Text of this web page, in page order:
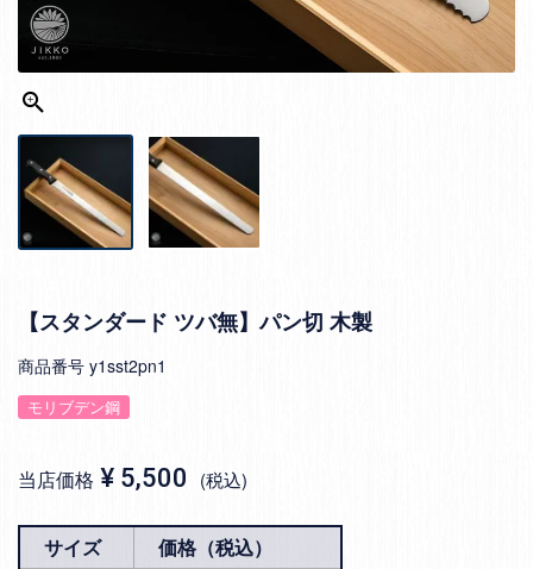
【スタンダード ツバ無】パン切 木製
商品番号 y1sst2pn1
モリブデン鋼
当店価格 ¥ 5,500 税込
サイズ
価格（税込）